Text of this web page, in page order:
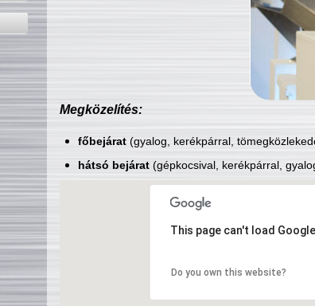
Megközelítés:
főbejárat(gyalog, kerékpárral,
hátsó bejárat(gépkocsival, kerékpárral,
This page can't load
Do you own this website?